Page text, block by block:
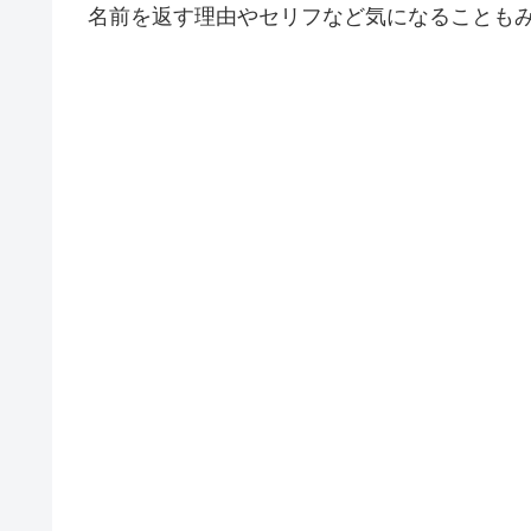
名前を返す理由やセリフなど気になることも